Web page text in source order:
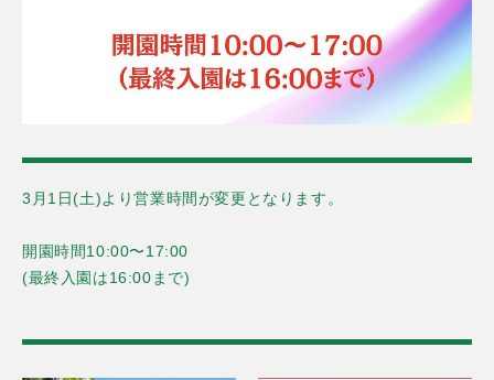
3月1日(土)より営業時間が変更となります。
開園時間10:00〜17:00
(最終入園は16:00まで)